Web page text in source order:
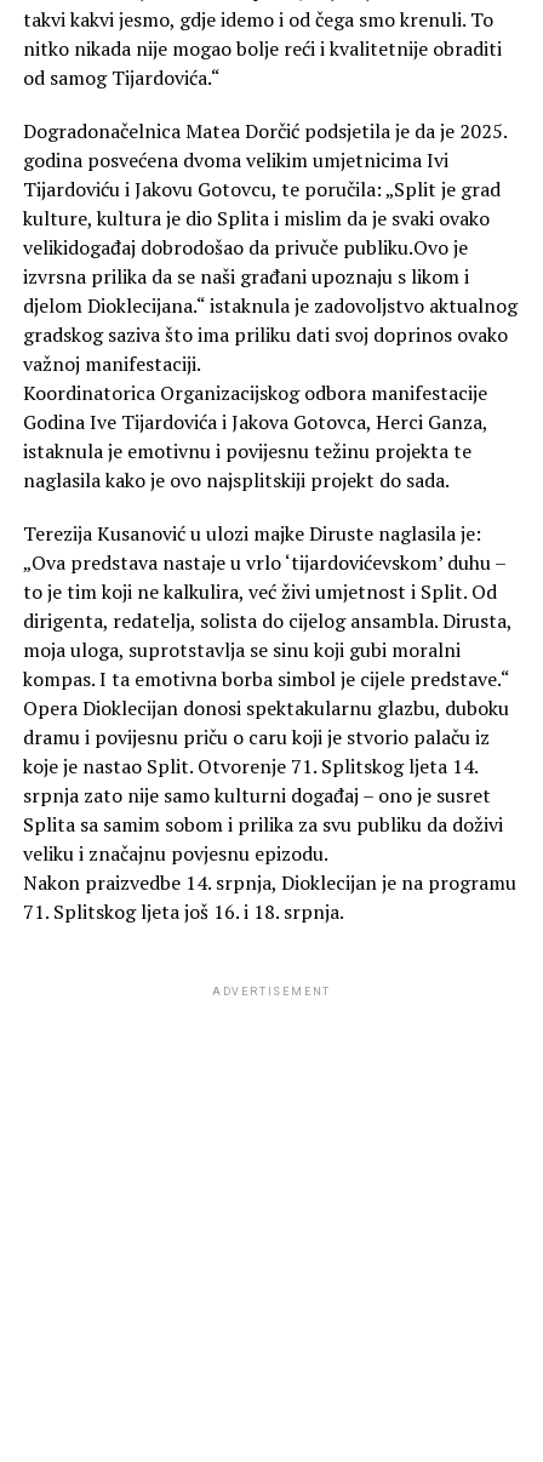
takvi kakvi jesmo, gdje idemo i od čega smo krenuli. To
nitko nikada nije mogao bolje reći i kvalitetnije obraditi
od samog Tijardovića.“
Dogradonačelnica Matea Dorčić podsjetila je da je 2025.
godina posvećena dvoma velikim umjetnicima Ivi
Tijardoviću i Jakovu Gotovcu, te poručila: „Split je grad
kulture, kultura je dio Splita i mislim da je svaki ovako
velikidogađaj dobrodošao da privuče publiku.Ovo je
izvrsna prilika da se naši građani upoznaju s likom i
djelom Dioklecijana.“ istaknula je zadovoljstvo aktualnog
gradskog saziva što ima priliku dati svoj doprinos ovako
važnoj manifestaciji.
Koordinatorica Organizacijskog odbora manifestacije
Godina Ive Tijardovića i Jakova Gotovca, Herci Ganza,
istaknula je emotivnu i povijesnu težinu projekta te
naglasila kako je ovo najsplitskiji projekt do sada.
Terezija Kusanović u ulozi majke Diruste naglasila je:
„Ova predstava nastaje u vrlo ‘tijardovićevskom’ duhu –
to je tim koji ne kalkulira, već živi umjetnost i Split. Od
dirigenta, redatelja, solista do cijelog ansambla. Dirusta,
moja uloga, suprotstavlja se sinu koji gubi moralni
kompas. I ta emotivna borba simbol je cijele predstave.“
Opera Dioklecijan donosi spektakularnu glazbu, duboku
dramu i povijesnu priču o caru koji je stvorio palaču iz
koje je nastao Split. Otvorenje 71. Splitskog ljeta 14.
srpnja zato nije samo kulturni događaj – ono je susret
Splita sa samim sobom i prilika za svu publiku da doživi
veliku i značajnu povjesnu epizodu.
Nakon praizvedbe 14. srpnja, Dioklecijan je na programu
71. Splitskog ljeta još 16. i 18. srpnja.
ADVERTISEMENT